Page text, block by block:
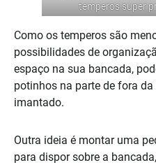
temperos super
Como os temperos são
possibilidades de
espaço na sua bancada,
potinhos na parte de fora
imantado.
Outra ideia é montar uma
para dispor sobre a